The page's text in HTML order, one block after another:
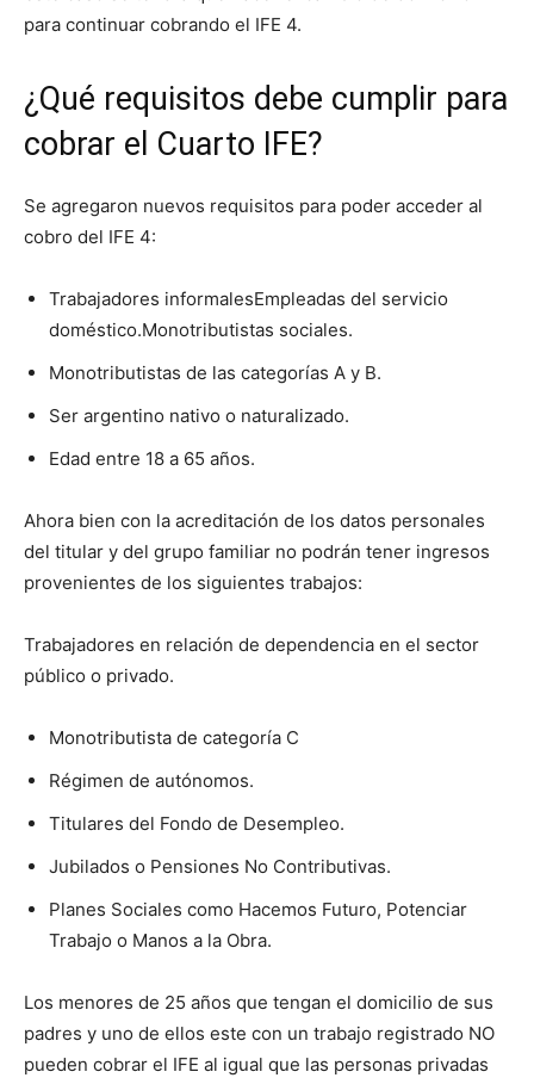
para continuar cobrando el IFE 4.
¿Qué requisitos debe cumplir para
cobrar el Cuarto IFE?
Se agregaron nuevos requisitos para poder acceder al
cobro del IFE 4:
Trabajadores informalesEmpleadas del servicio
doméstico.Monotributistas sociales.
Monotributistas de las categorías A y B.
Ser argentino nativo o naturalizado.
Edad entre 18 a 65 años.
Ahora bien con la acreditación de los datos personales
del titular y del grupo familiar no podrán tener ingresos
provenientes de los siguientes trabajos:
Trabajadores en relación de dependencia en el sector
público o privado.
Monotributista de categoría C
Régimen de autónomos.
Titulares del Fondo de Desempleo.
Jubilados o Pensiones No Contributivas.
Planes Sociales como Hacemos Futuro, Potenciar
Trabajo o Manos a la Obra.
Los menores de 25 años que tengan el domicilio de sus
padres y uno de ellos este con un trabajo registrado NO
pueden cobrar el IFE al igual que las personas privadas